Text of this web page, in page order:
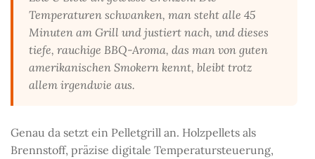
Temperaturen schwanken, man steht alle 45
Minuten am Grill und justiert nach, und dieses
tiefe, rauchige BBQ-Aroma, das man von guten
amerikanischen Smokern kennt, bleibt trotz
allem irgendwie aus.
Genau da setzt ein Pelletgrill an. Holzpellets als
Brennstoff, präzise digitale Temperatursteuerung,